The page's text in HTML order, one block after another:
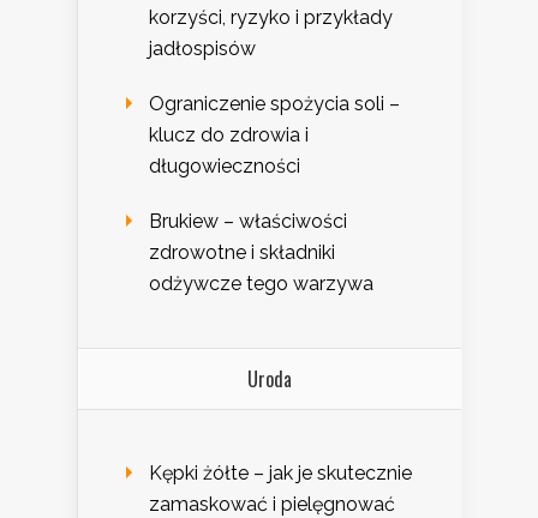
korzyści, ryzyko i przykłady
jadłospisów
Ograniczenie spożycia soli –
klucz do zdrowia i
długowieczności
Brukiew – właściwości
zdrowotne i składniki
odżywcze tego warzywa
Uroda
Kępki żółte – jak je skutecznie
zamaskować i pielęgnować